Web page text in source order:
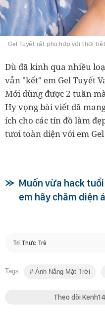
Gel Tuyết rất phù hợp với thời
Dù đã kinh qua nhiều
vẫn "kết" em Gel Tuyết
Mới dùng được 2 tuần
Hy vọng bài viết đã
ích cho các tín đồ làm
tươi toàn diện với em
Muốn vừa hack
em hãy chăm diện
Trí Thức Trẻ
Tags Ánh Nắng Mặt Trời
Theo dõi